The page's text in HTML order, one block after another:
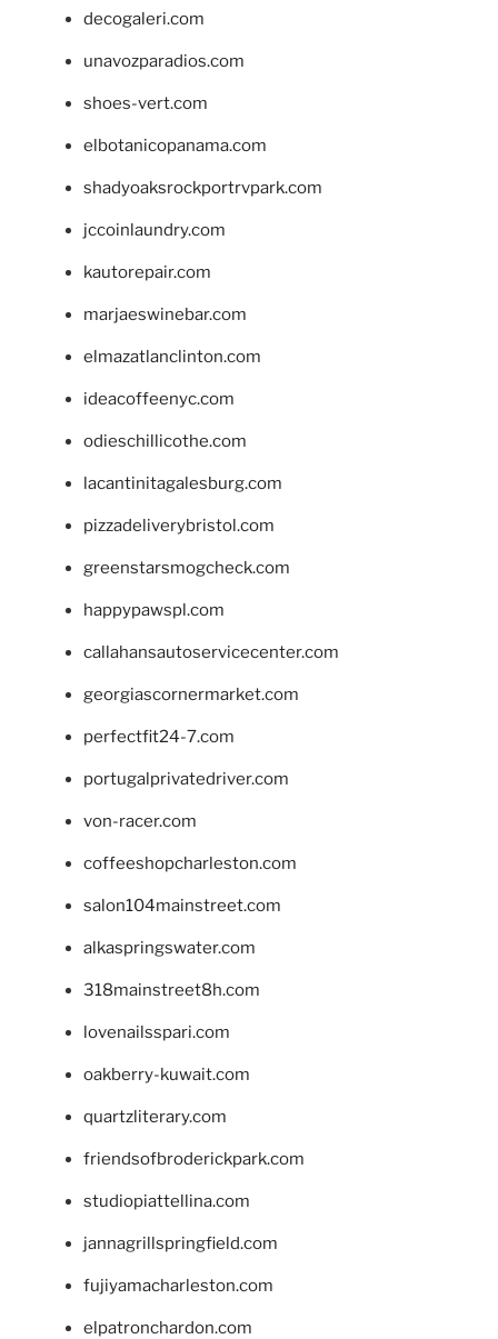
decogaleri.com
unavozparadios.com
shoes-vert.com
elbotanicopanama.com
shadyoaksrockportrvpark.com
jccoinlaundry.com
kautorepair.com
marjaeswinebar.com
elmazatlanclinton.com
ideacoffeenyc.com
odieschillicothe.com
lacantinitagalesburg.com
pizzadeliverybristol.com
greenstarsmogcheck.com
happypawspl.com
callahansautoservicecenter.com
georgiascornermarket.com
perfectfit24-7.com
portugalprivatedriver.com
von-racer.com
coffeeshopcharleston.com
salon104mainstreet.com
alkaspringswater.com
318mainstreet8h.com
lovenailsspari.com
oakberry-kuwait.com
quartzliterary.com
friendsofbroderickpark.com
studiopiattellina.com
jannagrillspringfield.com
fujiyamacharleston.com
elpatronchardon.com